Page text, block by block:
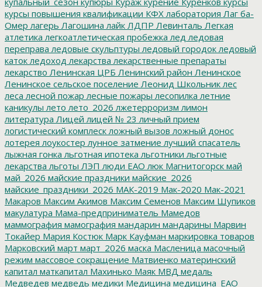
курсы повышения квалификации КФХ лаборатория Лаг ба-
Омер лагерь Лагошина лайк ЛДПР Левинталь Легкая
атлетика легкоатлетическая пробежка лед ледовая
переправа ледовые скульптуры ледовый городок ледовый
каток ледоход лекарства лекарственные препараты
лекарство Ленинская ЦРБ Ленинский район Ленинское
Ленинское сельское поселение Леонид Школьник лес
леса лесной пожар лесные пожары лесопилка летние
каникулы лето лето_2026 лжетерроризм лимон
литература Лицей лицей № 23 личный прием
логистический комплеск ложный вызов ложный донос
лотерея лоукостер лунное затмение лучший спасатель
лыжная гонка льготная ипотека льготники льготные
лекарства льготы ЛЭП люди ЕАО люк Магнитогорск май
май_2026 майские праздники майские_2026
майские_праздники_2026 МАК-2019 Мак-2020 Мак-2021
Макаров Максим Акимов Максим Семенов Максим Шупиков
макулатура Мама-предприниматель Мамедов
маммография мамография мандарин мандарины Марвин
Токайер Мария Костюк Марк Кауфман маркировка товаров
Марковский март март_2026 маска Масленица масочный
режим массовое сокращение Матвиенко материнский
капитал маткапитал Махинько Маяк МВД медаль
Медведев медведь медики Медицина медицина_ЕАО